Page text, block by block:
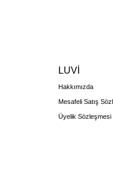
LUVİ
Hakkımızda
Mesafeli Satış
Üyelik Sözleşmesi